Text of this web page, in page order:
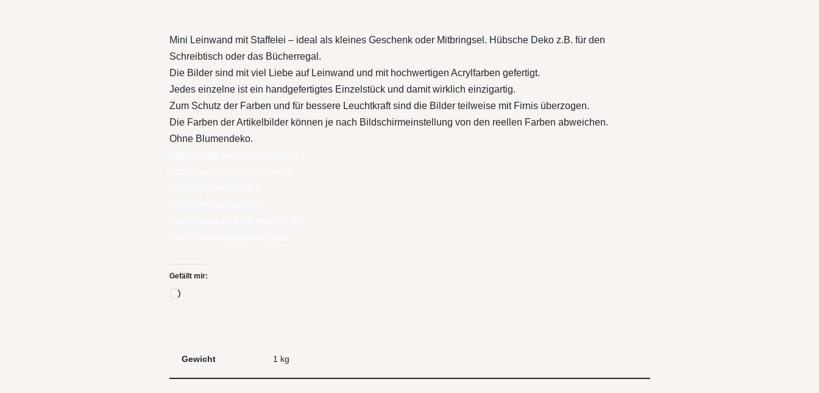
Mini Leinwand mit Staffelei – ideal als kleines Geschenk oder Mitbringsel. Hübsche Deko z.B. für den
Schreibtisch oder das Bücherregal.
Die Bilder sind mit viel Liebe auf Leinwand und mit hochwertigen Acrylfarben gefertigt.
Jedes einzelne ist ein handgefertigtes Einzelstück und damit wirklich einzigartig.
Zum Schutz der Farben und für bessere Leuchtkraft sind die Bilder teilweise mit Firnis überzogen.
Die Farben der Artikelbilder können je nach Bildschirmeinstellung von den reellen Farben abweichen.
Ohne Blumendeko.
Gefällt mir:
Gewicht 1 kg